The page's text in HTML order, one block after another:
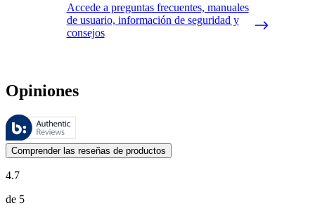
Accede a preguntas frecuentes, manuales
de usuario, información de seguridad y
consejos
Opiniones
Estas reseñas las gestiona Bazaarvoice y cumplen con la política de
Las opiniones de los clientes en forma de reseñas de productos y
Comprender las reseñas de productos
4.7
de 5